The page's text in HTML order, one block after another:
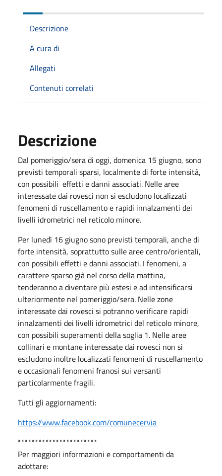
Descrizione
A cura di
Allegati
Contenuti correlati
Descrizione
Dal pomeriggio/sera di oggi, domenica 15 giugno, sono
previsti temporali sparsi, localmente di forte intensità,
con possibili effetti e danni associati. Nelle aree
interessate dai rovesci non si escludono localizzati
fenomeni di ruscellamento e rapidi innalzamenti dei
livelli idrometrici nel reticolo minore.
Per lunedì 16 giugno sono previsti temporali, anche di
forte intensità, soprattutto sulle aree centro/orientali,
con possibili effetti e danni associati. I fenomeni, a
carattere sparso già nel corso della mattina,
tenderanno a diventare più estesi e ad intensificarsi
ulteriormente nel pomeriggio/sera. Nelle zone
interessate dai rovesci si potranno verificare rapidi
innalzamenti dei livelli idrometrici del reticolo minore,
con possibili superamenti della soglia 1. Nelle aree
collinari e montane interessate dai rovesci non si
escludono inoltre localizzati fenomeni di ruscellamento
e occasionali fenomeni franosi sui versanti
particolarmente fragili.
Tutti gli aggiornamenti:
https://www.facebook.com/comunecervia
***********************
Per maggiori informazioni e comportamenti da
adottare: